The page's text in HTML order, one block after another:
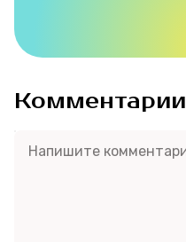
Комментарии